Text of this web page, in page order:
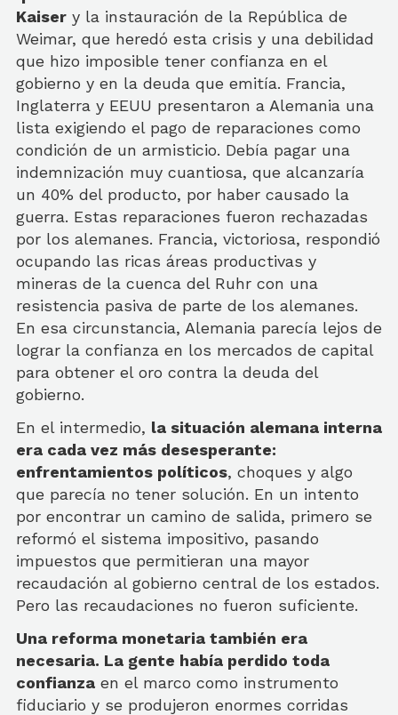
Kaiser y la instauración de la República de
Weimar, que heredó esta crisis y una debilidad
que hizo imposible tener confianza en el
gobierno y en la deuda que emitía. Francia,
Inglaterra y EEUU presentaron a Alemania una
lista exigiendo el pago de reparaciones como
condición de un armisticio. Debía pagar una
indemnización muy cuantiosa, que alcanzaría
un 40% del producto, por haber causado la
guerra. Estas reparaciones fueron rechazadas
por los alemanes. Francia, victoriosa, respondió
ocupando las ricas áreas productivas y
mineras de la cuenca del Ruhr con una
resistencia pasiva de parte de los alemanes.
En esa circunstancia, Alemania parecía lejos de
lograr la confianza en los mercados de capital
para obtener el oro contra la deuda del
gobierno.
En el intermedio, la situación alemana interna
era cada vez más desesperante:
enfrentamientos políticos, choques y algo
que parecía no tener solución. En un intento
por encontrar un camino de salida, primero se
reformó el sistema impositivo, pasando
impuestos que permitieran una mayor
recaudación al gobierno central de los estados.
Pero las recaudaciones no fueron suficiente.
Una reforma monetaria también era
necesaria. La gente había perdido toda
confianza en el marco como instrumento
fiduciario y se produjeron enormes corridas